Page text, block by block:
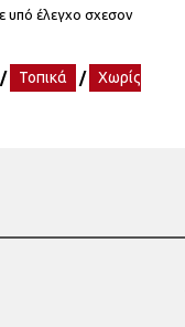
υπό έλεγχο σχεσον
/ Τοπικά /
Χωρίς